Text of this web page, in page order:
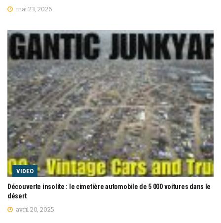
mai 23, 2026
VIDEO
Découverte insolite : le cimetière automobile de 5 000 voitures dans le
désert
avril 20, 2025